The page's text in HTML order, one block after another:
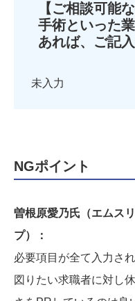
【ご相談可能
手術といった
あれば、ご記
未入力
NGポイント
曽根原愛乃氏（エムス
プ）：
必要項目が全て入力さ
図りたい求職者に対し